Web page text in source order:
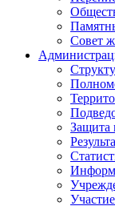
Совет
Защита